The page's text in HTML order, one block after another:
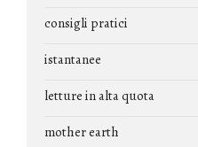
consigli pratici
istantanee
letture in alta quota
mother earth